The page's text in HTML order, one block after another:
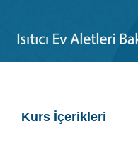
Kurs İçerikleri